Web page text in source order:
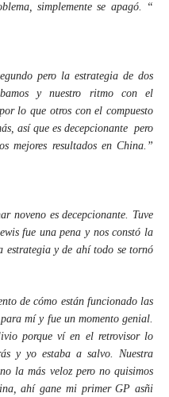
simplemente se apagó. “
pero la estrategia de dos
y nuestro ritmo con el
lo que otros con el compuesto
así que es decepcionante pero
mejores resultados en China.”
noveno es decepcionante. Tuve
fue una pena y nos constó la
y de ahí todo se tornó
de cómo están funcionado las
mí y fue un momento genial.
porque ví en el retrovisor lo
y yo estaba a salvo. Nuestra
la más veloz pero no quisimos
ahí gane mi primer GP asñi